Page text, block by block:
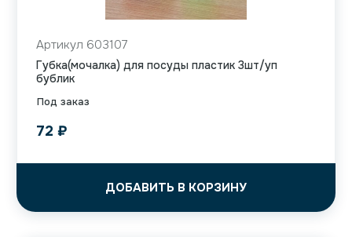
Под заказ
Артикул 603107
Губка(мочалка) для посуды пластик 3шт/уп
бублик
72 ₽
ДОБАВИТЬ В КОРЗИНУ